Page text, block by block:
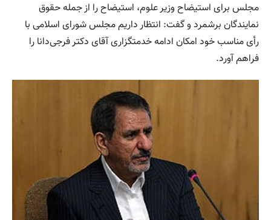
مجلس برای استیضاح وزیر علوم، استیضاح را از جمله حقوق
نمایندگان برشمرد و گفت: انتظار داریم مجلس شورای اسلامی با
رأی مناسب خود امکان ادامه خدمتگزاری آقای دکتر فرجی‌دانا را
فراهم آورد.